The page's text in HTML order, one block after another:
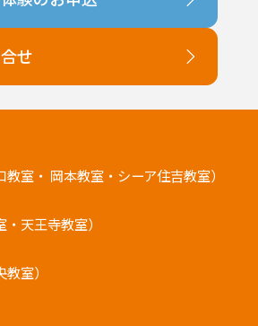
せ
室・ 岡本教室・シーア住吉教室）
天王寺教室）
室）